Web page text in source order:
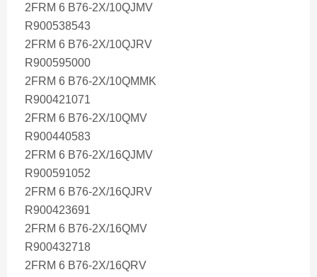
2FRM 6 B76-2X/10QJMV
R900538543
2FRM 6 B76-2X/10QJRV
R900595000
2FRM 6 B76-2X/10QMMK
R900421071
2FRM 6 B76-2X/10QMV
R900440583
2FRM 6 B76-2X/16QJMV
R900591052
2FRM 6 B76-2X/16QJRV
R900423691
2FRM 6 B76-2X/16QMV
R900432718
2FRM 6 B76-2X/16QRV